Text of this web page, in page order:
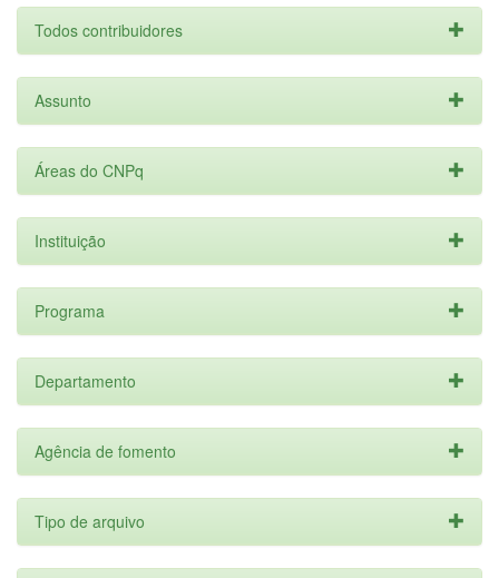
Todos contribuidores
Assunto
Áreas do CNPq
Instituição
Programa
Departamento
Agência de fomento
Tipo de arquivo